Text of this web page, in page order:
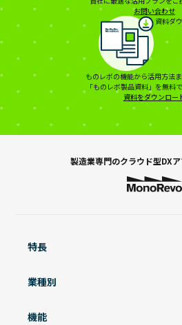
お問い合わせ
資料ダ
ものレボの機能から活⽤⽅法
「ものレボ製品資料」を無料
資料をダウンロー
製造業専門のクラウド型DX
特長
業種別
機能